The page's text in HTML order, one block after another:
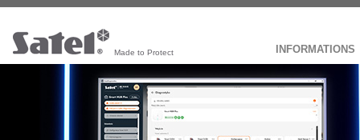
Made to Protect INFORMATIONS